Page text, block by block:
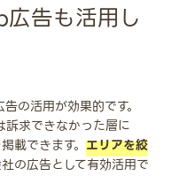
告も活用し
の活用が効果的です。
求できなかった層に
載できます。 エリアを絞
の広告として有効活用で